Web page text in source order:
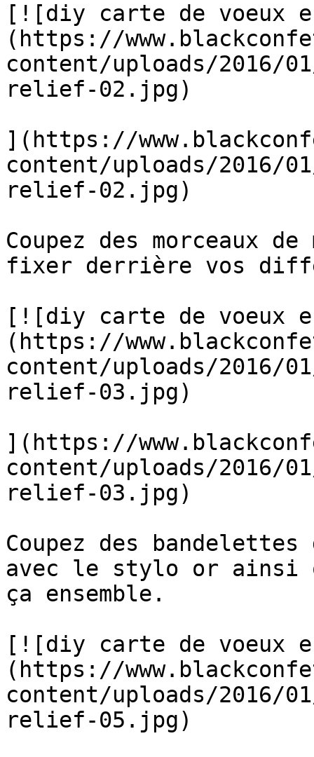
[![diy carte de voeux
(https://
content/uploads/2016/
relief-02.jpg)
](https://
content/uploads/2016/
relief-02.jpg)
Coupez des morceaux
fixer derrière vos
[![diy carte de voeux
(https://
content/uploads/2016/
relief-03.jpg)
](https://
content/uploads/2016/
relief-03.jpg)
Coupez des
avec le stylo or ainsi
ça ensemble.
[![diy carte de voeux
(https://
content/uploads/2016/
relief-05.jpg)